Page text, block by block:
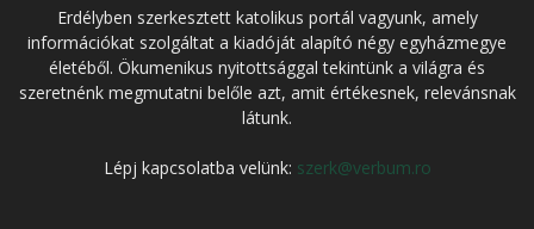
Erdélyben szerkesztett katolikus portál vagyunk, amely
információkat szolgáltat a kiadóját alapító négy egyházmegye
életéből. Ökumenikus nyitottsággal tekintünk a világra és
szeretnénk megmutatni belőle azt, amit értékesnek, relevánsnak
látunk.
Lépj kapcsolatba velünk: szerk@verbum.ro